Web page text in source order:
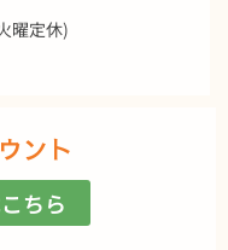
曜定休)
ント
ちら